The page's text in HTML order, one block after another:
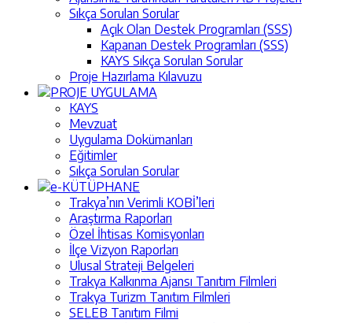
Sıkça Sorulan Sorular
Açık Olan Destek Programları (SSS)
Kapanan Destek Programları (SSS)
KAYS Sıkça Sorulan Sorular
Proje Hazırlama Kılavuzu
PROJE UYGULAMA
KAYS
Mevzuat
Uygulama Dokümanları
Eğitimler
Sıkça Sorulan Sorular
e-KÜTÜPHANE
Trakya’nın Verimli KOBİ’leri
Araştırma Raporları
Özel İhtisas Komisyonları
İlçe Vizyon Raporları
Ulusal Strateji Belgeleri
Trakya Kalkınma Ajansı Tanıtım Filmleri
Trakya Turizm Tanıtım Filmleri
SELEB Tanıtım Filmi